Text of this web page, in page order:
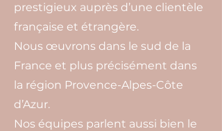
prestigieux auprès d’une clientèle
française et étrangère.
Nous œuvrons dans le sud de la
France et plus précisément dans
la région Provence-Alpes-Côte
d’Azur.
Nos équipes parlent aussi bien le